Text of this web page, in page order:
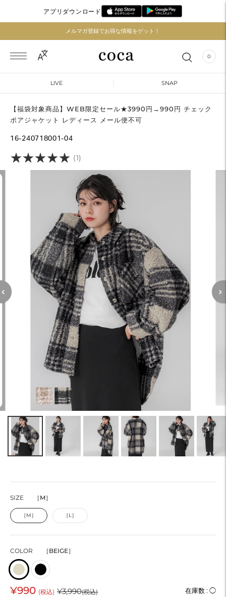
アプリダウンロード
メルマガ登録でお得な情報をゲット！
0
LIVE SNAP
【福袋対象商品】WEB限定セール★3990円→990円 チェック
ボアジャケット レディース メール便不可
16-240718001-04
★★★★★
★★★★★ (1)
COLOR ［BEIGE］
SIZE ［M］
［M］ ［L］
¥990 (税込) ¥3,990(税込)通
在庫数 : ◯